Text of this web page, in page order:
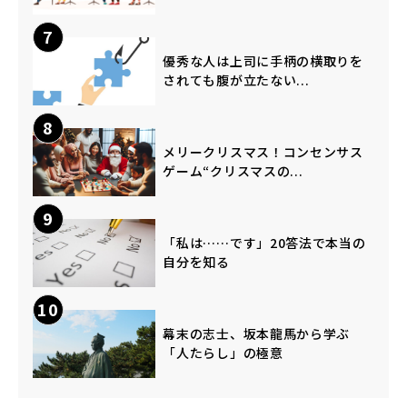
7
優秀な人は上司に手柄の横取りを
されても腹が立たない...
8
メリークリスマス！コンセンサス
ゲーム“クリスマスの...
9
「私は……です」20答法で本当の
自分を知る
10
幕末の志士、坂本龍馬から学ぶ
「人たらし」の極意